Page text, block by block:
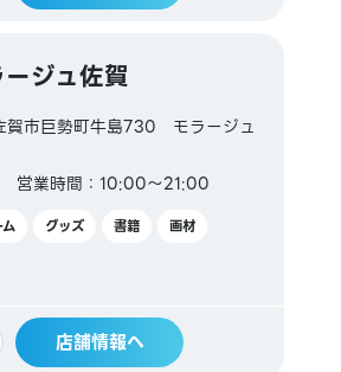
ジュ佐賀
市巨勢町牛島730 モラージュ
営業時間：10:00～21:00
グッズ 書籍
画材
店舗情報へ